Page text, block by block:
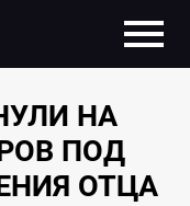
НА
ПОД
ОТЦА